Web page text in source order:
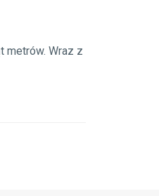
metrów. Wraz z